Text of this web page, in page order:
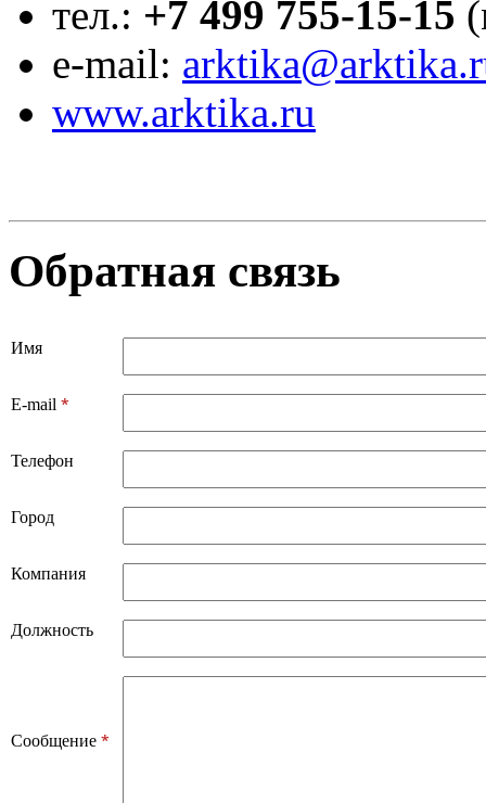
тел.: +7 499 755-15-15
e-mail:
www.arktika.ru
Обратная связь
Имя
E-mail *
Телефон
Город
Компания
Должность
Сообщение *